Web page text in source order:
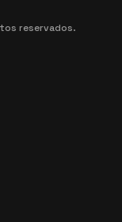
reservados.